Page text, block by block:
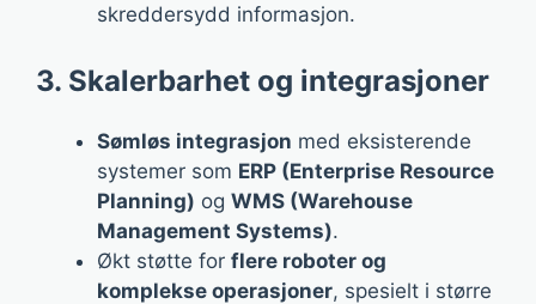
skreddersydd informasjon.
3. Skalerbarhet og integrasjoner
Sømløs integrasjon med eksisterende
systemer som ERP (Enterprise Resource
Planning) og WMS (Warehouse
Management Systems).
Økt støtte for flere roboter og
komplekse operasjoner, spesielt i større